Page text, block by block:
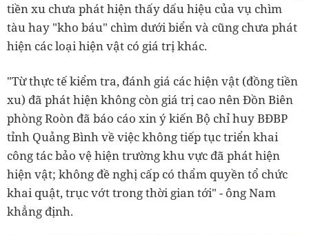
tiền xu chưa phát hiện thấy dấu hiệu của vụ chìm
tàu hay "kho báu" chìm dưới biển và cũng chưa phát
hiện các loại hiện vật có giá trị khác.
"Từ thực tế kiểm tra, đánh giá các hiện vật (đồng tiền
xu) đã phát hiện không còn giá trị cao nên Đồn Biên
phòng Roòn đã báo cáo xin ý kiến Bộ chỉ huy BĐBP
tỉnh Quảng Bình về việc không tiếp tục triển khai
công tác bảo vệ hiện trường khu vực đã phát hiện
hiện vật; không đề nghị cấp có thẩm quyền tổ chức
khai quật, trục vớt trong thời gian tới" - ông Nam
khẳng định.